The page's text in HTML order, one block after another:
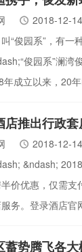
2018-12-14
“俊园系”，有
俊园系”澜湾
成立以来，20
店推出行政
2018-12-14
&ndash;
价优惠，仅需
务。登录酒店
蓄势腾飞各